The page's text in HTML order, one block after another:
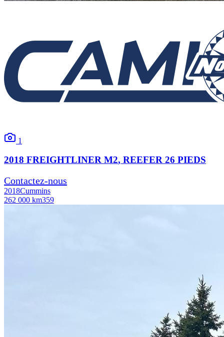
1
2018 FREIGHTLINER M2, REEFER 26 PIEDS
Contactez-nous
2018Cummins
262 000 km359